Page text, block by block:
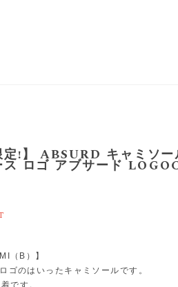
定!】 ABSURD キャミソ
ス ロゴ アブサード
（B）】
ゴのはいったキャミソールです。